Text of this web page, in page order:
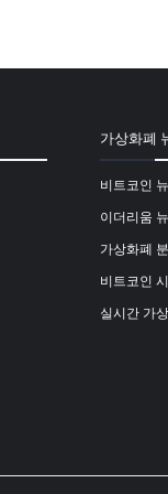
가상화폐
비트코인
이더리움
가상화폐
비트코인
실시간 가